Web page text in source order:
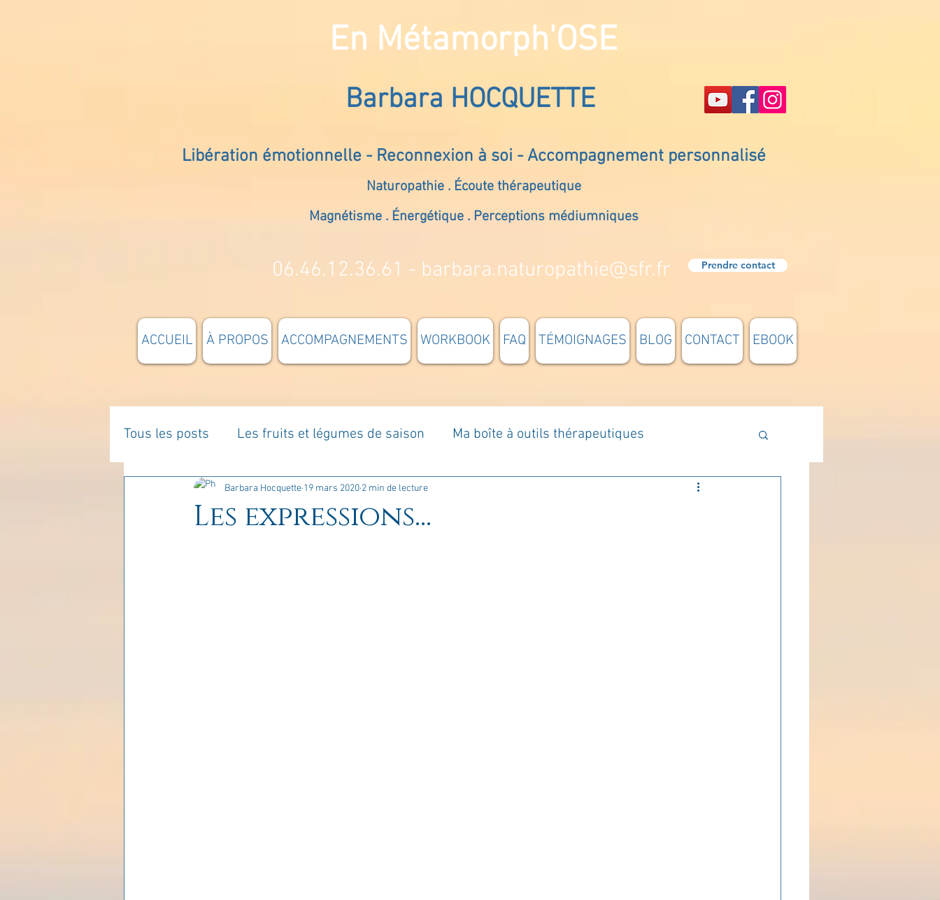
En Métamorph'OSE
Barbara HOCQUETTE
Libération émotionnelle - Reconnexion à soi - Accompagnement personnalisé
Naturopathie . Écoute thérapeutique
Magnétisme . Énergétique . Perceptions médiumniques
06.46.12.36.61 - barbara.naturopathie@sfr.fr Prendre contact
ACCUEIL À PROPOS ACCOMPAGNEMENTS WORKBOOK FAQ TÉMOIGNAGES BLOG CONTACT EBOOK
Tous les posts Les fruits et légumes de saison Ma boîte à outils thérapeutiques
La parentalité De vous à moi... Rome : voyage Méthodologie
Les expressions...
Barbara Hocquette 19 mars 2020 2 min de lecture